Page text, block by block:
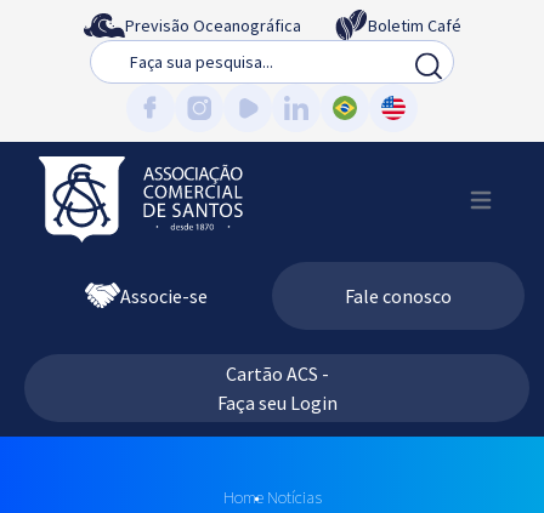
Previsão Oceanográfica
Boletim Café
Busca
Associe-se Fale conosco
Cartão ACS -
Faça seu Login
Home Notícias